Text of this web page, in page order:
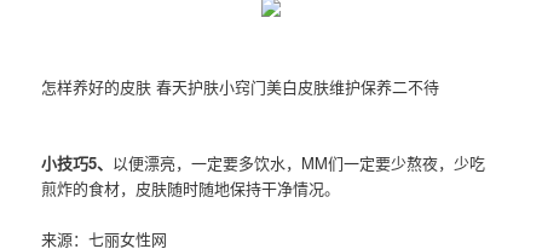
怎样养好的皮肤 春天护肤小窍门美白皮肤维护保养二不待
小技巧5、 以便漂亮，一定要多饮水，MM们一定要少熬夜，少吃
煎炸的食材，皮肤随时随地保持干净情况。
来源：七丽女性网